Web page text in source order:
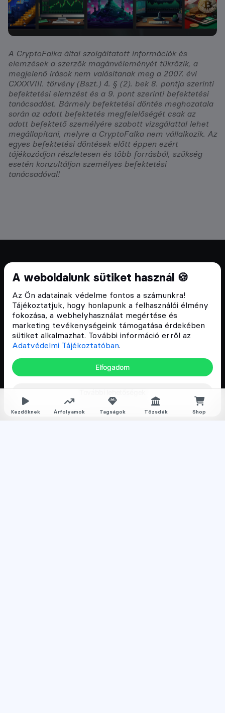
Kezdőknek Árfolyamok Tagságok Tőzsdék Shop
A weboldalunk sütiket használ 🍪
Az Ön adatainak védelme fontos a számunkra!
Tájékoztatjuk, hogy honlapunk a felhasználói élmény
fokozása, a webhelyhasználat megértése és
marketing tevékenységeink támogatása érdekében
sütiket alkalmazhat. További információ erről az
Adatvédelmi Tájékoztatóban.
Elfogadom
A CryptoFalka által szolgáltatott információk és
elemzések a szerzők magánvéleményét tükrözik, a
megjelenő írások nem valósítanak meg a 2007. évi
CXXXVIII. törvény (Bszt.) 4. § (2). bek 8. pontja szerinti
befektetési elemzést és a 9. pont szerinti befektetési
tanácsadást. Bármely befektetési döntés meghozatala
során az adott befektetés megfelelőségét csak az
adott befektető személyére szabott vizsgálattal lehet
megállapítani, melyre a CryptoFalka nem vállalkozik. Az
egyes befektetési döntések előtt éppen ezért
tájékozódjon részletesen és több forrásból, szükség
esetén konzultáljon személyes befektetési
tanácsadóval!
Cryptofalka 2018 óta
Szívünkön viseljük a blokklánc technológia
népszerűsítését Magyarországon, ezért 2018 óta a
Cryptofalka célja, hogy biztosítsa a hazai közösség
és vállalatok digitális oktatását és fejlődését.
Oldalak
Árfolyamok
Rólunk